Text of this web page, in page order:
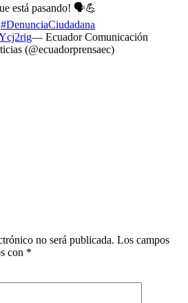
está pasando! 🗣️💪
#DenunciaCiudadana
— Ecuador Comunicación
(@ecuadorprensaec)
no será publicada. Los campos
con *